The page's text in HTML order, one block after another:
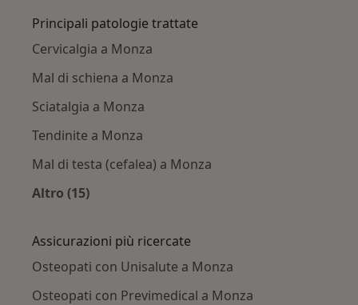
Principali patologie trattate
Cervicalgia a Monza
Mal di schiena a Monza
Sciatalgia a Monza
Tendinite a Monza
Mal di testa (cefalea) a Monza
Altro (15)
Assicurazioni più ricercate
Osteopati con Unisalute a Monza
Osteopati con Previmedical a Monza